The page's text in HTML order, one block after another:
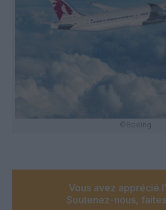
©Boeing
Vous avez apprécié
Soutenez-nous,